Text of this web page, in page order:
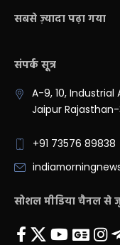
सबसे ज़्यादा पढ़ा गया
संपर्क सूत्र
A-9, 10, Industrial
Jaipur
+91 73576 89838
सोशल मीडिया चैनल से